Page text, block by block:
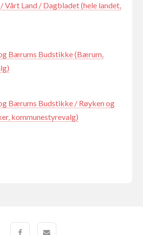
Land / Dagbladet (hele landet,
Bærums Budstikke (Bærum,
Bærums Budstikke / Røyken og
kommunestyrevalg)